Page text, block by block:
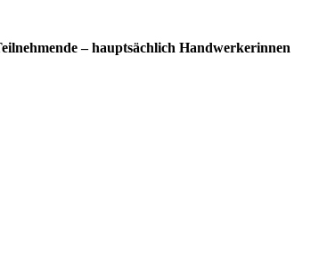
– hauptsächlich Handwerkerinnen